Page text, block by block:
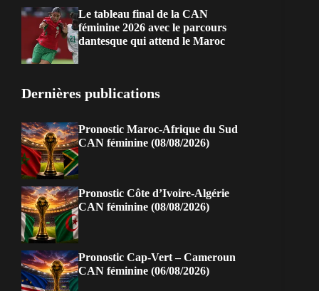
Le tableau final de la CAN
féminine 2026 avec le parcours
dantesque qui attend le Maroc
Dernières publications
Pronostic Maroc-Afrique du Sud
CAN féminine (08/08/2026)
Pronostic Côte d’Ivoire-Algérie
CAN féminine (08/08/2026)
Pronostic Cap-Vert – Cameroun
CAN féminine (06/08/2026)